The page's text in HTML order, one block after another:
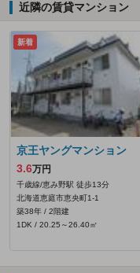
近隣の賃貸マンション
新着
京王ヤングマンション
3.6万円
千歳線/恵み野駅 徒歩13分
北海道恵庭市恵央町1-1
築38年 / 2階建
1DK / 20.25～26.40㎡